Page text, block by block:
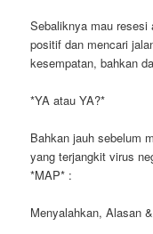
Sebaliknya mau resesi
positif dan mencari
kesempatan, bahkan
*YA atau YA?*
Bahkan jauh sebelum
yang terjangkit virus
*MAP* :
Menyalahkan, Alasan